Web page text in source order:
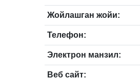
Жойлашган жойи:
Телефон:
Электрон манзил:
Веб сайт: